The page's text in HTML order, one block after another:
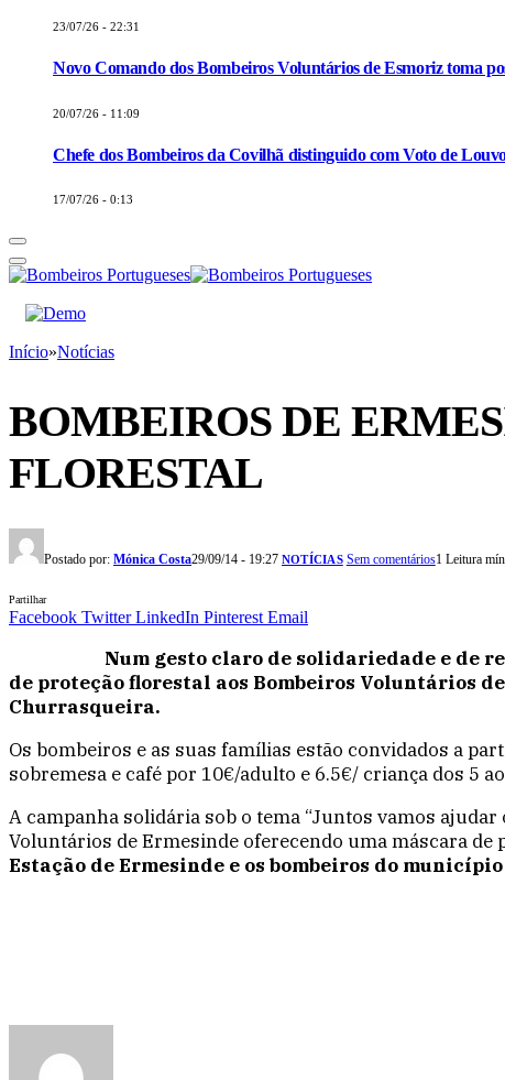
23/07/26 - 22:31
Novo Comando dos Bombeiros Voluntários de Esmoriz toma
20/07/26 - 11:09
Chefe dos Bombeiros da Covilhã distinguido com Voto de
17/07/26 - 0:13
Início»Notícias
BOMBEIROS DE
FLORESTAL
Postado por: Mónica Costa29/09/14 - 19:27 NOTÍCIAS Sem comentários1 Leitura
Partilhar
Facebook Twitter LinkedIn Pinterest Email
Num gesto claro de solidariedade e de
de proteção florestal aos Bombeiros Voluntários
Churrasqueira.
Os bombeiros e as suas famílias estão convidados a
sobremesa e café por 10€/adulto e 6.5€/ criança dos 5
A campanha solidária sob o tema “Juntos vamos
Voluntários de Ermesinde oferecendo uma máscara
Estação de Ermesinde e os bombeiros do